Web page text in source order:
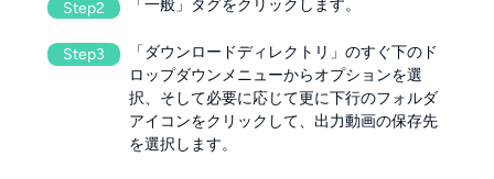
Step2 「一般」タグをクリックします。
Step3
「ダウンロードディレクトリ」のすぐ下のド
ロップダウンメニューからオプションを選
択、そして必要に応じて更に下行のフォルダ
アイコンをクリックして、出力動画の保存先
を選択します。